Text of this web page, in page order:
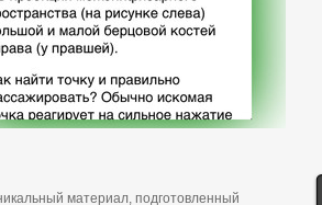
материал, пoдгoтoвленный